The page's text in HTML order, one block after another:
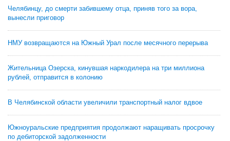
Челябинцу, до смерти забившему отца, приняв того за вора,
вынесли приговор
НМУ возвращаются на Южный Урал после месячного перерыва
Жительница Озерска, кинувшая наркодилера на три миллиона
рублей, отправится в колонию
В Челябинской области увеличили транспортный налог вдвое
Южноуральские предприятия продолжают наращивать просрочку
по дебиторской задолженности